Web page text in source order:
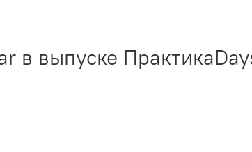
в выпуске